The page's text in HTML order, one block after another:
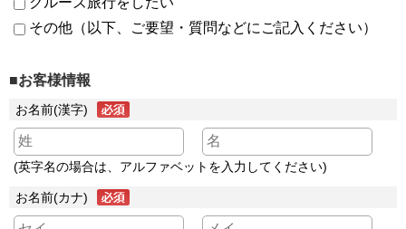
その他（以下、ご要望・質問などにご記入ください）
■お客様情報
お名前(漢字)
(英字名の場合は、アルファベットを入力してください)
お名前(カナ)